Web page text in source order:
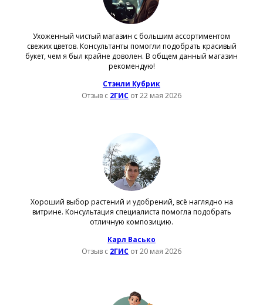
Ухоженный чистый магазин с большим ассортиментом
свежих цветов. Консультанты помогли подобрать красивый
букет, чем я был крайне доволен. В общем данный магазин
рекомендую!
Стэнли Кубрик
Отзыв с 2ГИС от 22 мая 2026
Хороший выбор растений и удобрений, всё наглядно на
витрине. Консультация специалиста помогла подобрать
отличную композицию.
Карл Васько
Отзыв с 2ГИС от 20 мая 2026